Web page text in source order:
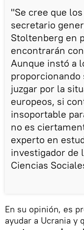
"Se cree que
secretario
Stoltenberg en
encontrarán
Aunque instó a
proporcionando
juzgar por la
europeos, si
insoportable
no es
experto en
investigador de
Ciencias
En su opinión, es
ayudar a Ucrania y